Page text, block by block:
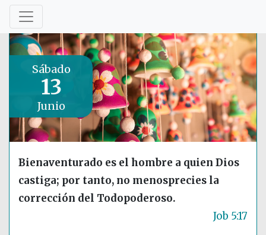
Sábado
13
Junio
Bienaventurado es el hombre a quien Dios
castiga; por tanto, no menosprecies la
corrección del Todopoderoso.
Job 5:17